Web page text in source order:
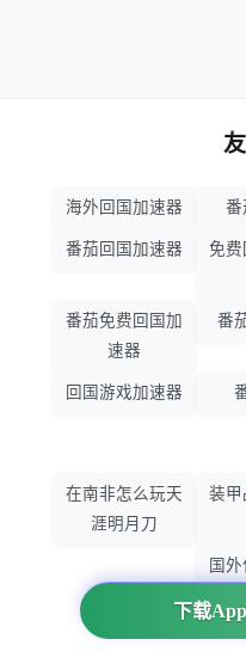
下载
海外回国加速器 番
番茄回国加速器
免费
番茄免费回国加
速器
番
回国游戏加速器
在南非怎么玩天
涯明月刀
装甲
国
玩